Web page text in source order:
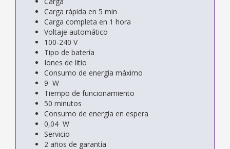
Carga rápida en 5 min
Carga completa en 1 hora
Voltaje automático
100-240 V
Tipo de batería
Iones de litio
Consumo de energía máximo
9 W
Tiempo de funcionamiento
50 minutos
Consumo de energía en espera
0,04 W
Servicio
2 años de garantía